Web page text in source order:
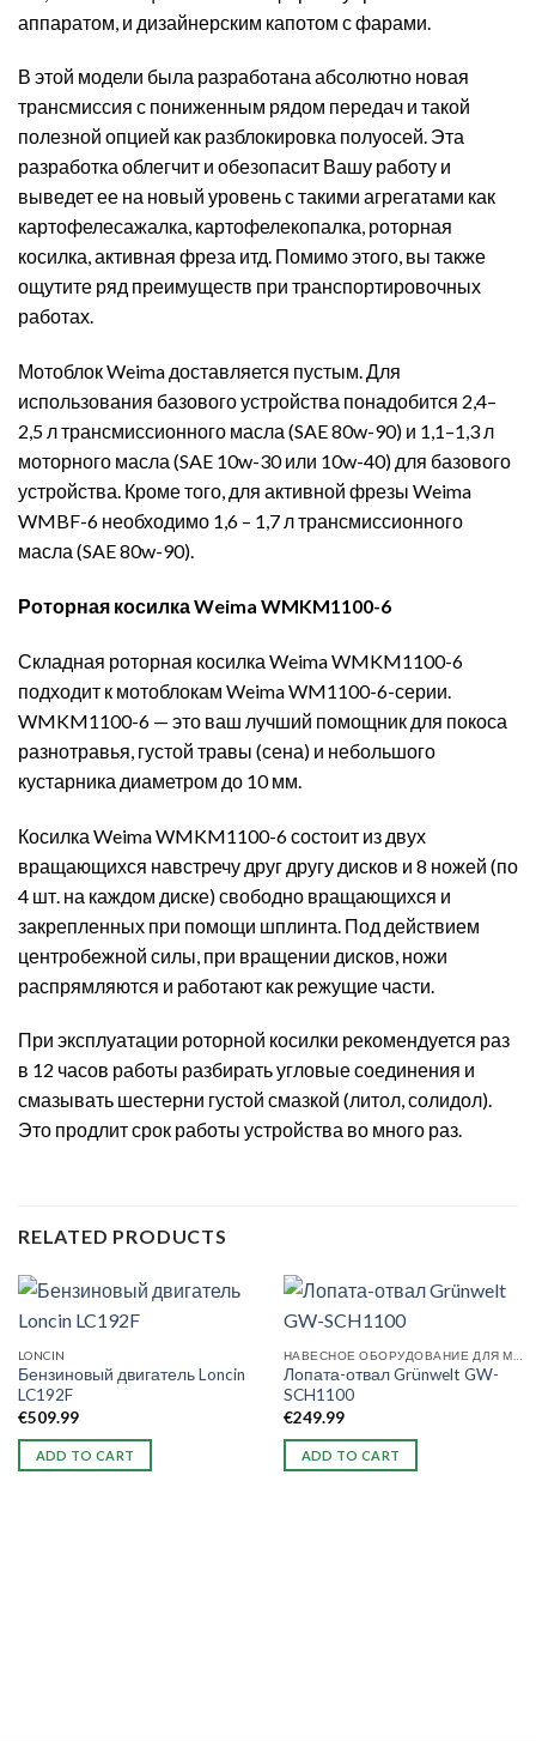
аппаратом, и дизайнерским капотом с фарами.
В этой модели была разработана абсолютно новая
трансмиссия с пониженным рядом передач и такой
полезной опцией как разблокировка полуосей. Эта
разработка облегчит и обезопасит Вашу работу и
выведет ее на новый уровень с такими агрегатами как
картофелесажалка, картофелекопалка, роторная
косилка, активная фреза итд. Помимо этого, вы также
ощутите ряд преимуществ при транспортировочных
работах.
Мотоблок Weima доставляется пустым. Для
использования базового устройства понадобится 2,4–
2,5 л трансмиссионного масла (SAE 80w-90) и 1,1–1,3 л
моторного масла (SAE 10w-30 или 10w-40) для базового
устройства. Кроме того, для активной фрезы Weima
WMBF-6 необходимо 1,6 – 1,7 л трансмиссионного
масла (SAE 80w-90).
Роторная косилка Weima WMKM1100-6
Складная роторная косилка Weima WMKM1100-6
подходит к мотоблокам Weima WM1100-6-серии.
WMKM1100-6 — это ваш лучший помощник для покоса
разнотравья, густой травы (сена) и небольшого
кустарника диаметром до 10 мм.
Косилка Weima WMKM1100-6 состоит из двух
вращающихся навстречу друг другу дисков и 8 ножей (по
4 шт. на каждом диске) свободно вращающихся и
закрепленных при помощи шплинта. Под действием
центробежной силы, при вращении дисков, ножи
распрямляются и работают как режущие части.
При эксплуатации роторной косилки рекомендуется раз
в 12 часов работы разбирать угловые соединения и
смазывать шестерни густой смазкой (литол, солидол).
Это продлит срок работы устройства во много раз.
RELATED PRODUCTS
LONCIN
Бензиновый двигатель Loncin
LC192F
€509.99
ADD TO CART
Лопата-отвал Grünwelt GW-
SCH1100
€249.99
ADD TO CART